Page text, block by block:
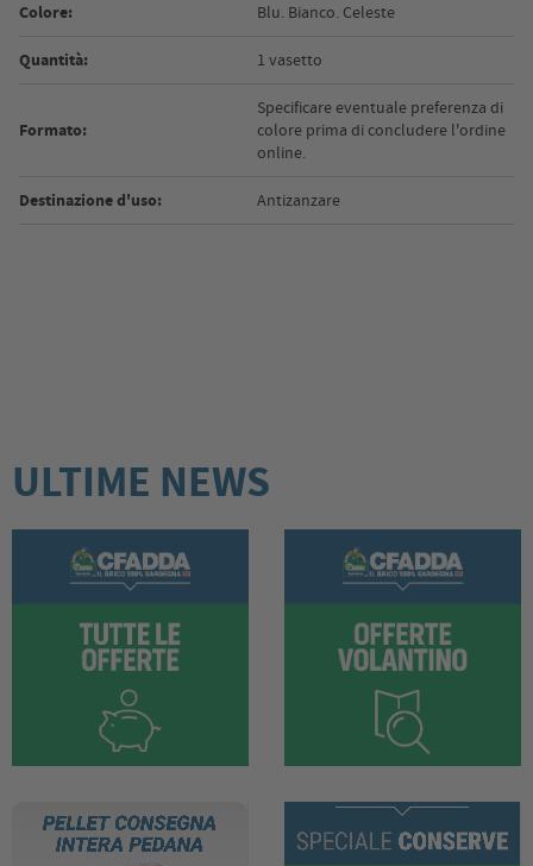
Colore: Blu. Bianco. Celeste
Quantità: 1 vasetto
Formato:
Specificare eventuale preferenza di
colore prima di concludere l'ordine
online.
Destinazione d'uso: Antizanzare
ULTIME NEWS